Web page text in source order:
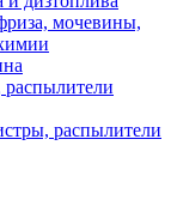
мочевины,
распылители